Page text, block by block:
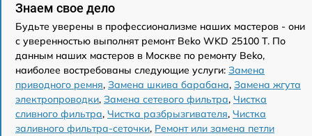
Знаем свое дело
Будьте уверены в профессионализме наших мастеров - они
с уверенностью выполнят ремонт Beko WKD 25100 T. По
данным наших мастеров в Москве по ремонту Beko,
наиболее востребованы следующие услуги: Замена
приводного ремня, Замена шкива барабана, Замена жгута
электропроводки, Замена сетевого фильтра, Чистка
сливного фильтра, Чистка разбрызгивателя, Чистка
заливного фильтра-сеточки, Ремонт или замена петли